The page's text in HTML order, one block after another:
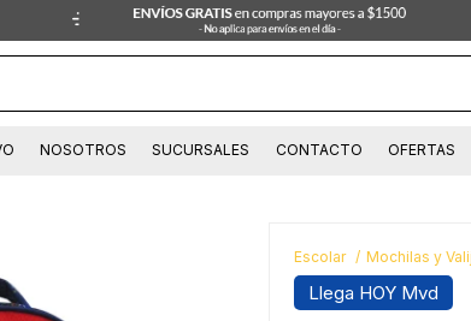
NOSOTROS SUCURSALES CONTACTO OFERTAS
Escolar Mochilas y
Llega HOY Mvd